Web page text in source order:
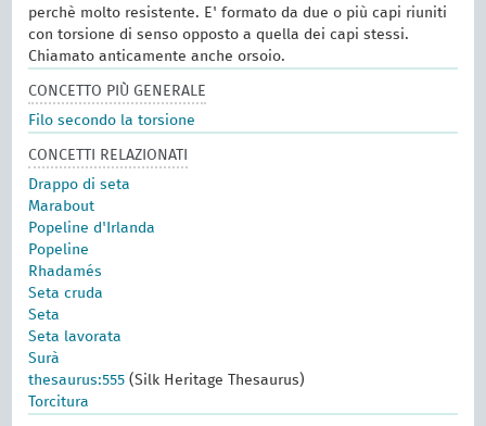
perchè molto resistente. E' formato da due o più capi riuniti
con torsione di senso opposto a quella dei capi stessi.
Chiamato anticamente anche orsoio.
CONCETTO PIÙ GENERALE
Filo secondo la torsione
CONCETTI RELAZIONATI
Drappo di seta
Marabout
Popeline d'Irlanda
Popeline
Rhadamés
Seta cruda
Seta
Seta lavorata
Surà
thesaurus:555 (Silk Heritage Thesaurus)
Torcitura